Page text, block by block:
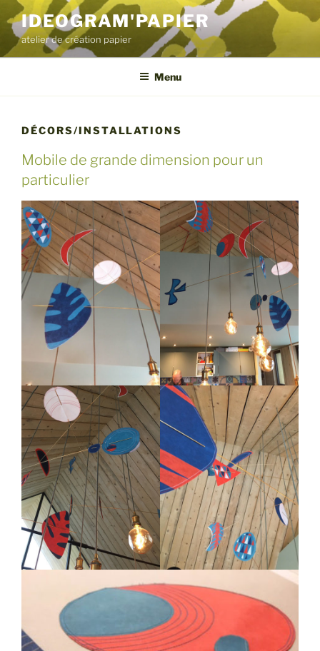
Aller
au
contenu
principal
IDEOGRAM'PAPIER
atelier de création papier
Menu
DÉCORS/INSTALLATIONS
Mobile de grande dimension pour un
particulier